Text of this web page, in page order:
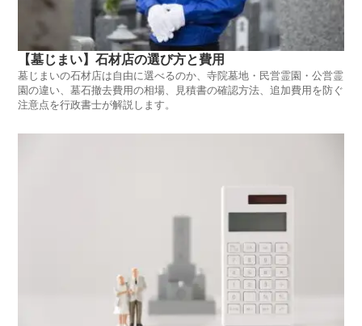
【墓じまい】石材店の選び方と費用
墓じまいの石材店は自由に選べるのか、寺院墓地・民営霊園・公営霊
園の違い、墓石撤去費用の相場、見積書の確認方法、追加費用を防ぐ
注意点を行政書士が解説します。